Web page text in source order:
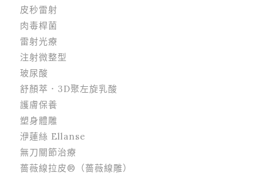
皮秒雷射
肉毒桿菌
雷射光療
注射微整型
玻尿酸
舒顏萃．3D聚左旋乳酸
護膚保養
塑身體雕
洢蓮絲 Ellanse
無刀關節治療
薔薇線拉皮®（薔薇線雕）